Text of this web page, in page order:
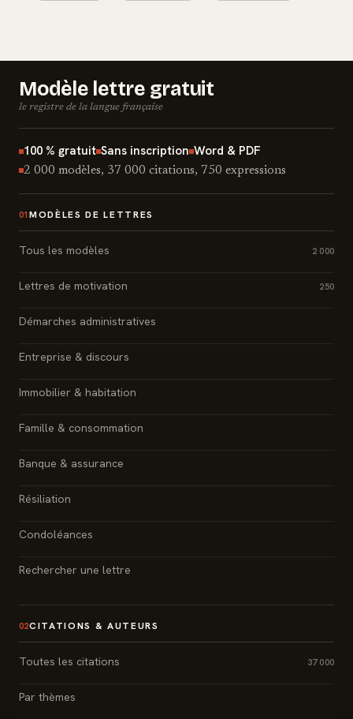
Modèle lettre gratuit
le registre de la langue française
100 % gratuit Sans inscription Word & PDF
2 000 modèles, 37 000 citations, 750 expressions
01 MODÈLES DE LETTRES
Tous les modèles 2 000
Lettres de motivation 250
Démarches administratives
Entreprise & discours
Immobilier & habitation
Famille & consommation
Banque & assurance
Résiliation
Condoléances
Rechercher une lettre
02CITATIONS & AUTEURS
Toutes les citations 37 000
Par thèmes